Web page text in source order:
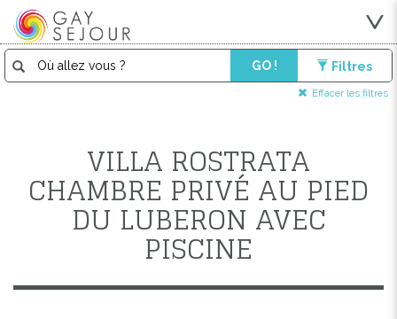
GO ! Filtres
Effacer les filtres
VILLA ROSTRATA
CHAMBRE PRIVÉ AU PIED
DU LUBERON AVEC
PISCINE